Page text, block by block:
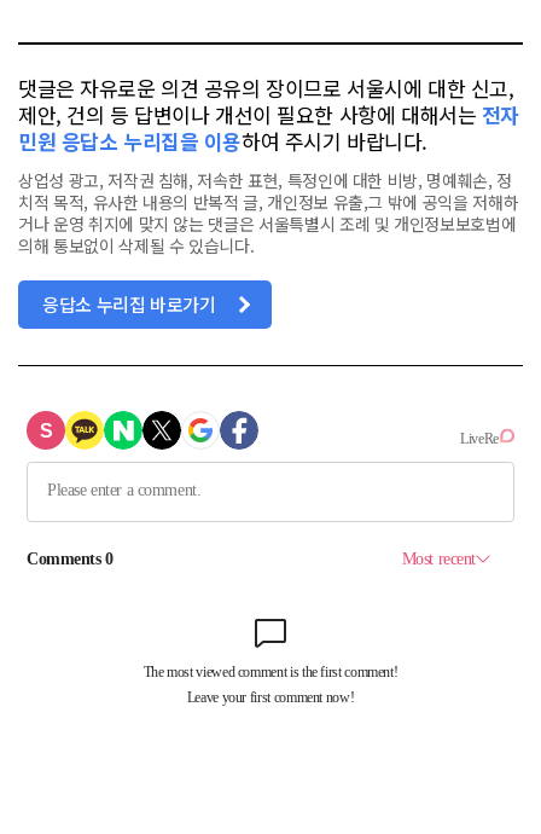
댓글은 자유로운 의견 공유의 장이므로 서울시에 대한 신고,
제안, 건의 등 답변이나 개선이 필요한 사항에 대해서는 전자
민원 응답소 누리집을 이용하여 주시기 바랍니다.
상업성 광고, 저작권 침해, 저속한 표현, 특정인에 대한 비방, 명예훼손, 정
치적 목적, 유사한 내용의 반복적 글, 개인정보 유출,그 밖에 공익을 저해하
거나 운영 취지에 맞지 않는 댓글은 서울특별시 조례 및 개인정보보호법에
의해 통보없이 삭제될 수 있습니다.
응답소 누리집 바로가기